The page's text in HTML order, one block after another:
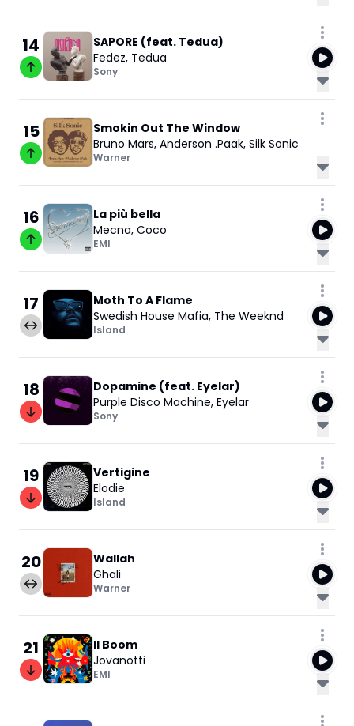
14
SAPORE (feat. Tedua)
Fedez, Tedua
Sony
15
Smokin Out The Window
Bruno Mars, Anderson .Paak, Silk Sonic
Warner
16
La più bella
Mecna, Coco
EMI
17
Moth To A Flame
Swedish House Mafia, The Weeknd
Island
18
Dopamine (feat. Eyelar)
Purple Disco Machine, Eyelar
Sony
19
Vertigine
Elodie
Island
20
Wallah
Ghali
Warner
21
Il Boom
Jovanotti
EMI